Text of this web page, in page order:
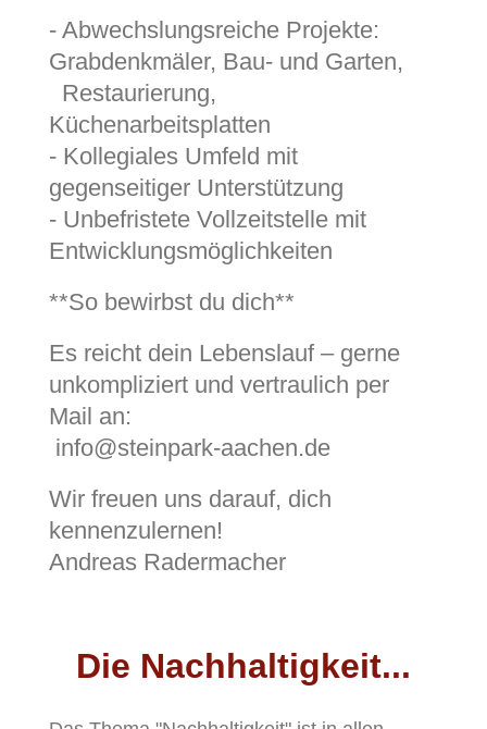
- Abwechslungsreiche Projekte:
Grabdenkmäler, Bau- und Garten,
Restaurierung,
Küchenarbeitsplatten
- Kollegiales Umfeld mit
gegenseitiger Unterstützung
- Unbefristete Vollzeitstelle mit
Entwicklungsmöglichkeiten
**So bewirbst du dich**
Es reicht dein Lebenslauf – gerne
unkompliziert und vertraulich per
Mail an:
info@steinpark-aachen.de
Wir freuen uns darauf, dich
kennenzulernen!
Andreas Radermacher
Die Nachhaltigkeit...